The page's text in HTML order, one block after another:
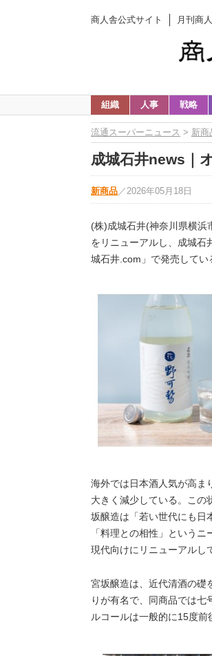
商人舎公式サイト 月刊商
組織 人事 戦略
流通スーパーニュース > 新商
成城石井news｜
新商品 ／ 2026年05月18日
(株)成城石井(神奈川県横浜
をリニューアルし、成城石
城石井.com」で発売してい
海外では日本酒人気が高ま
大きく減少している。この
坂醸造は「若い世代にも日
「料理との相性」という
現代向けにリニューアルし
宮坂醸造は、近代清酒の礎
りが有名で、同商品では
ルコールは一般的に15度前